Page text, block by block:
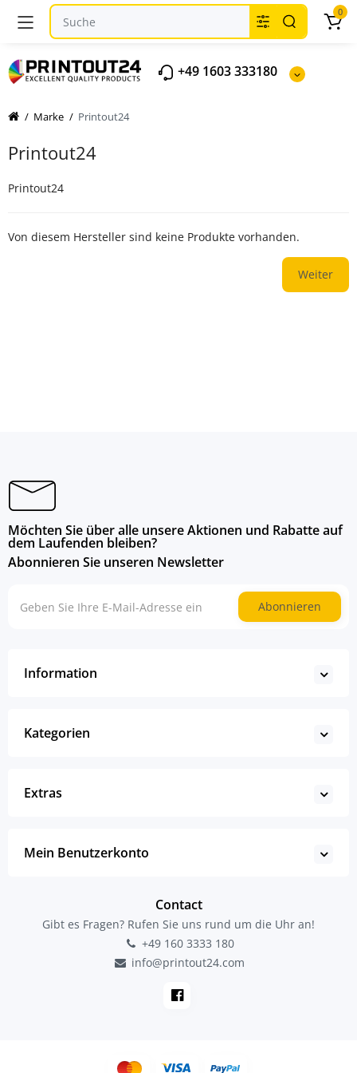
+49 1603 333180
0
Marke Printout24
Printout24
Printout24
Von diesem Hersteller sind keine Produkte vorhanden.
Weiter
Möchten Sie über alle unsere Aktionen und Rabatte auf
dem Laufenden bleiben?
Abonnieren Sie unseren Newsletter
Abonnieren
Information
Kategorien
Extras
Mein Benutzerkonto
Contact
Gibt es Fragen? Rufen Sie uns rund um die Uhr an!
+49 160 3333 180
info@printout24.com